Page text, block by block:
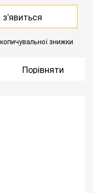
знижки
Порівняти